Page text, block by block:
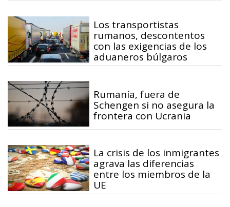
Los transportistas
rumanos, descontentos
con las exigencias de los
aduaneros búlgaros
Rumanía, fuera de
Schengen si no asegura la
frontera con Ucrania
La crisis de los inmigrantes
agrava las diferencias
entre los miembros de la
UE